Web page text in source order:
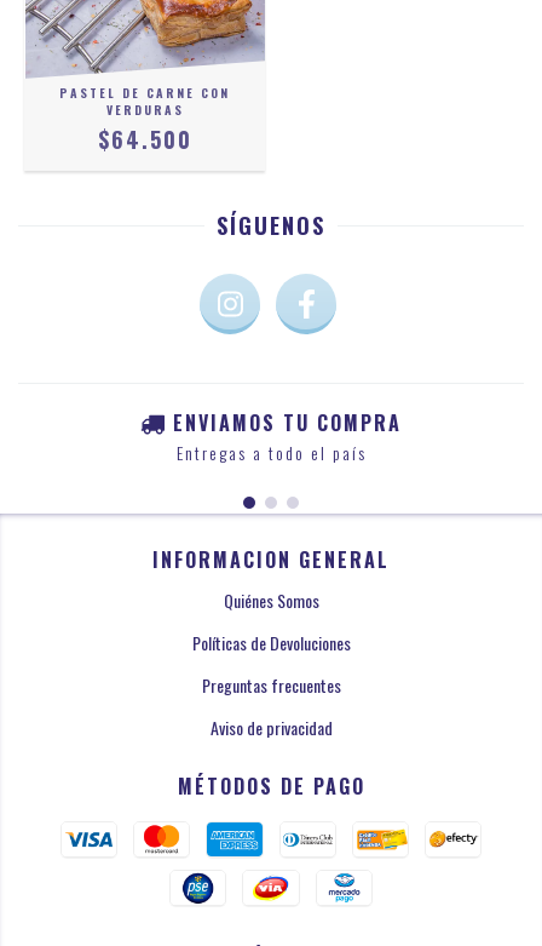
PASTEL DE CARNE CON
VERDURAS
$64.500
SÍGUENOS
ENVIAMOS TU COMPRA
Entregas a todo el país
INFORMACION GENERAL
Quiénes Somos
Políticas de Devoluciones
Preguntas frecuentes
Aviso de privacidad
MÉTODOS DE PAGO